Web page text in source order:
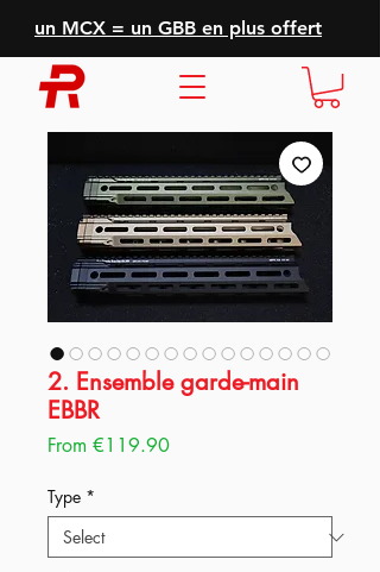
un MCX = un GBB en plus offert
2. Ensemble garde-main
EBBR
From €119.90Sale
Type *